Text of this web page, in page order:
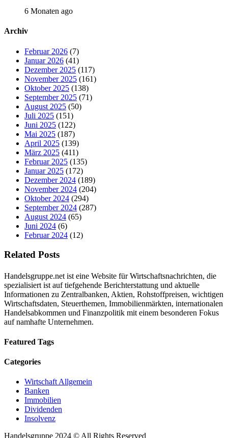
6 Monaten ago
Archiv
Februar 2026 (7)
Januar 2026 (41)
Dezember 2025 (117)
November 2025 (161)
Oktober 2025 (138)
September 2025 (71)
August 2025 (50)
Juli 2025 (151)
Juni 2025 (122)
Mai 2025 (187)
April 2025 (139)
März 2025 (411)
Februar 2025 (135)
Januar 2025 (172)
Dezember 2024 (189)
November 2024 (204)
Oktober 2024 (294)
September 2024 (287)
August 2024 (65)
Juni 2024 (6)
Februar 2024 (12)
Related Posts
Handelsgruppe.net ist eine Website für Wirtschaftsnachrichten, die
spezialisiert ist auf tiefgehende Berichterstattung und aktuelle
Informationen zu Zentralbanken, Aktien, Rohstoffpreisen, wichtigen
Wirtschaftsdaten, Steuerthemen, Immobilienmärkten, internationalen
Handelsabkommen und Finanzpolitik mit einem besonderen Fokus
auf namhafte Unternehmen.
Featured Tags
Categories
Wirtschaft Allgemein
Banken
Immobilien
Dividenden
Insolvenz
Handelsgruppe 2024 © All Rights Reserved